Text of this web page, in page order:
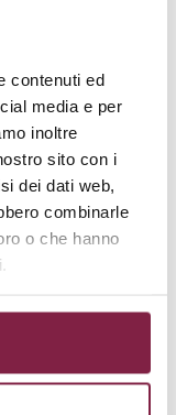
contenuti ed
media e per
inoltre
sito con i
dei dati web,
combinarle
o che hanno
presso le sedi
e controllo
sanitaria
ruoli
professionali
infermieri,
laboratorio